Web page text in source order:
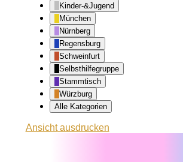
Kinder-&Jugend
München
Nürnberg
Regensburg
Schweinfurt
Selbsthilfegruppe
Stammtisch
Würzburg
Alle Kategorien
Ansichtausdrucken